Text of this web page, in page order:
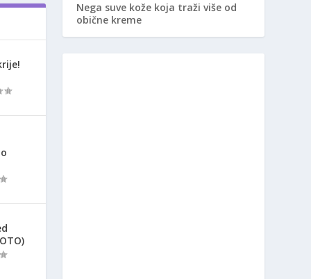
Nega suve kože koja traži više od
obične kreme